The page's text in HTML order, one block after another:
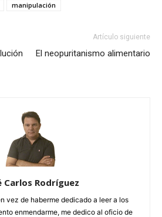
manipulación
Artículo siguiente
El neopuritanismo alimentario
Carlos Rodríguez
vez de haberme dedicado a leer a los
enmendarme, me dedico al oficio de